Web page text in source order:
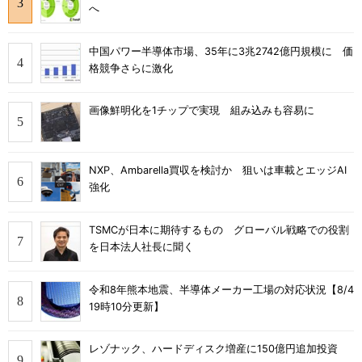
へ
中国パワー半導体市場、35年に3兆2742億円規模に 価
格競争さらに激化
画像鮮明化を1チップで実現 組み込みも容易に
NXP、Ambarella買収を検討か 狙いは車載とエッジAI
強化
TSMCが日本に期待するもの グローバル戦略での役割
を日本法人社長に聞く
令和8年熊本地震、半導体メーカー工場の対応状況【8/4
19時10分更新】
レゾナック、ハードディスク増産に150億円追加投資